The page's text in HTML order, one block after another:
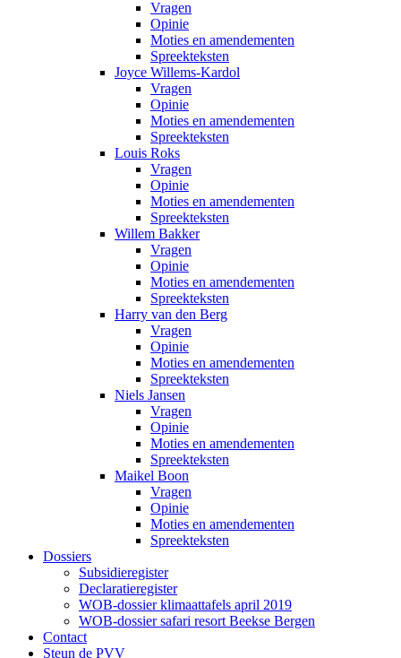
Vragen
Opinie
Moties en amendementen
Spreekteksten
Joyce Willems-Kardol
Vragen
Opinie
Moties en amendementen
Spreekteksten
Louis Roks
Vragen
Opinie
Moties en amendementen
Spreekteksten
Willem Bakker
Vragen
Opinie
Moties en amendementen
Spreekteksten
Harry van den Berg
Vragen
Opinie
Moties en amendementen
Spreekteksten
Niels Jansen
Vragen
Opinie
Moties en amendementen
Spreekteksten
Maikel Boon
Vragen
Opinie
Moties en amendementen
Spreekteksten
Dossiers
Subsidieregister
Declaratieregister
WOB-dossier klimaattafels april 2019
WOB-dossier safari resort Beekse Bergen
Contact
Steun de PVV